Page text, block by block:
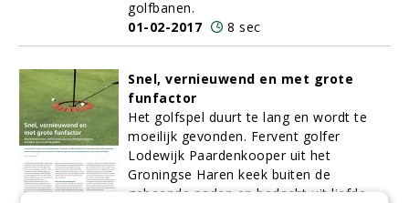
golfbanen.
01-02-2017
8 sec
Snel, vernieuwend en met grote
funfactor
Het golfspel duurt te lang en wordt te
moeilijk gevonden. Fervent golfer
Lodewijk Paardenkooper uit het
Groningse Haren keek buiten de
gebaande paden en bedacht uit liefde